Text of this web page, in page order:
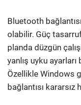
Bluetooth
olabilir. Güç
planda düzgün
yanlış uyku
Özellikle Windows
bağlantısı kararsız